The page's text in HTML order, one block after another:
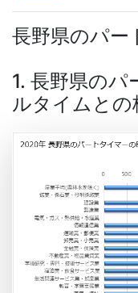
長野県のパー
1. 長野県のパ
ルタイムとの